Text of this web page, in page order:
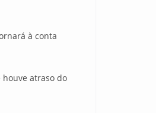
à conta
houve atraso do